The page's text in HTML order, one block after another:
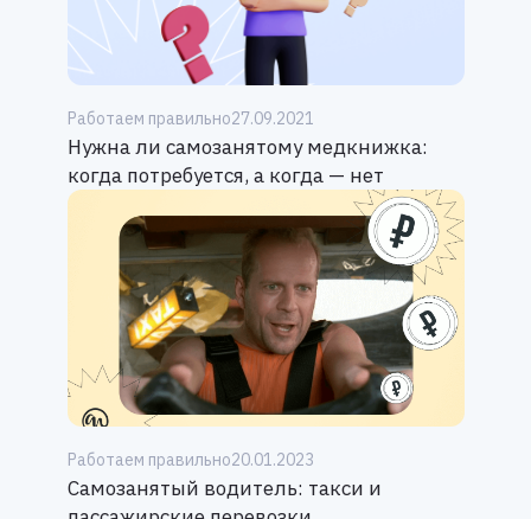
Работаем правильно27.09.2021
Нужна ли самозанятому медкнижка:
когда потребуется, а когда — нет
Работаем правильно20.01.2023
Самозанятый водитель: такси и